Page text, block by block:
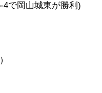
で岡山城東が勝利)